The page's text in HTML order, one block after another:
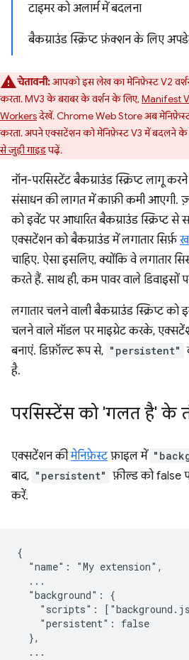
टाइमर को अलार्म में बदलना
बैकग्राउंड स्क्रिप्ट फ़ंक्शन के लिए
चेतावनी:आपको इस लेख का मेनिफ़ेस्ट V2
करता. MV3 के बराबर के वर्शन के लिए, Manifest
Workersदेखें. Chrome Web Store अब
करता. अपने एक्सटेंशन को मेनिफ़ेस्ट V3 में बदलने के
से जुड़ी गाइडपढ़ें.
नॉन-परसिस्टेंट बैकग्राउंड स्क्रिप्ट लागू
संसाधन की लागत में काफ़ी कमी आएगी.
को इवेंट पर आधारित बैकग्राउंड स्क्रिप्ट से
एक्सटेंशन को बैकग्राउंड में लगातार सिर्फ़
चाहिए. ऐसा इसलिए, क्योंकि वे लगातार
करते हैं. साथ ही, कम पावर वाले डिवाइसों
लगातार चलने वाली बैकग्राउंड स्क्रिप्ट को
चलने वाले मॉडल पर माइग्रेट करके,
बनाएं. डिफ़ॉल्ट रूप से, "persistent"
है.
परसिस्टेंस को 'गलत है' के
एक्सटेंशन कीमेनिफ़ेस्टफ़ाइल में
बाद, "persistent" फ़ील्ड को false
करें.
{
  "name": "My extension",
  ...
  "background": {
"scripts":
    "persistent": false
  },
  ...